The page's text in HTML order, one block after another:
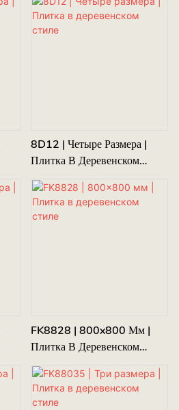
8D12 | Четыре Размера |
Плитка В Деревенском
Стиле
FK8828 | 800x800 Мм |
Плитка В Деревенском
Стиле